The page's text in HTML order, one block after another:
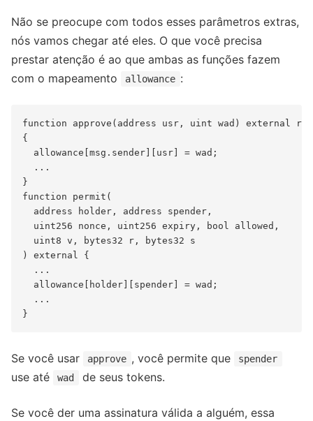
Não se preocupe com todos esses parâmetros extras,
nós vamos chegar até eles. O que você precisa
prestar atenção é ao que ambas as funções fazem
com o mapeamento
allowance :
function approve(address usr, uint wad) external
{
  allowance[msg.sender][usr] = wad;
  ...
}
function permit(
  address holder, address spender,
  uint256 nonce, uint256 expiry, bool allowed,
  uint8 v, bytes32 r, bytes32 s
) external {
  ...
  allowance[holder][spender] = wad;
  ...
Se você usar approve , você permite que spender
use até wad de seus tokens.
Se você der uma assinatura válida a alguém, essa